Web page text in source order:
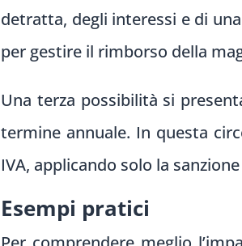
detratta, degli interessi e di
per gestire il rimborso della
Una terza possibilità si
termine annuale. In questa
IVA, applicando solo la
Esempi pratici